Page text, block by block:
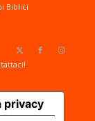
Biblici
privacy